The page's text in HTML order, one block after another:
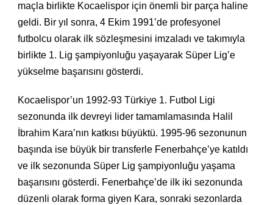
maçla birlikte Kocaelispor için önemli bir parça haline
geldi. Bir yıl sonra, 4 Ekim 1991’de profesyonel
futbolcu olarak ilk sözleşmesini imzaladı ve takımıyla
birlikte 1. Lig şampiyonluğu yaşayarak Süper Lig’e
yükselme başarısını gösterdi.
Kocaelispor’un 1992-93 Türkiye 1. Futbol Ligi
sezonunda ilk devreyi lider tamamlamasında Halil
İbrahim Kara’nın katkısı büyüktü. 1995-96 sezonunun
başında ise büyük bir transferle Fenerbahçe’ye katıldı
ve ilk sezonunda Süper Lig şampiyonluğu yaşama
başarısını gösterdi. Fenerbahçe’de ilk iki sezonunda
düzenli olarak forma giyen Kara, sonraki sezonlarda